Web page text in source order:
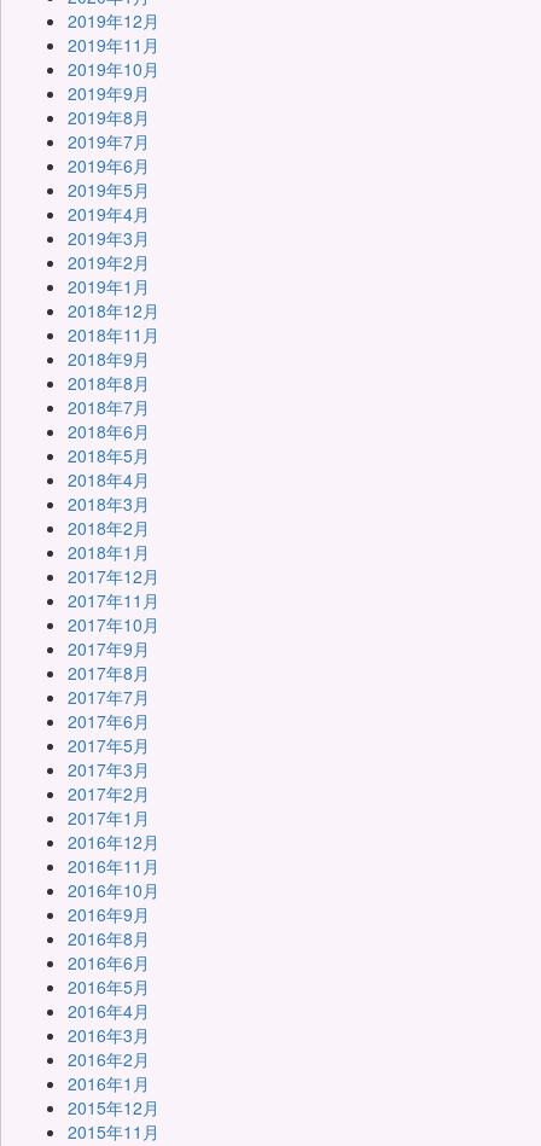
2019年12月
2019年11月
2019年10月
2019年9月
2019年8月
2019年7月
2019年6月
2019年5月
2019年4月
2019年3月
2019年2月
2019年1月
2018年12月
2018年11月
2018年9月
2018年8月
2018年7月
2018年6月
2018年5月
2018年4月
2018年3月
2018年2月
2018年1月
2017年12月
2017年11月
2017年10月
2017年9月
2017年8月
2017年7月
2017年6月
2017年5月
2017年3月
2017年2月
2017年1月
2016年12月
2016年11月
2016年10月
2016年9月
2016年8月
2016年6月
2016年5月
2016年4月
2016年3月
2016年2月
2016年1月
2015年12月
2015年11月